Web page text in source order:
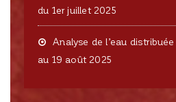
du 1er juillet 2025
Analyse de l’eau
au 19 août 2025